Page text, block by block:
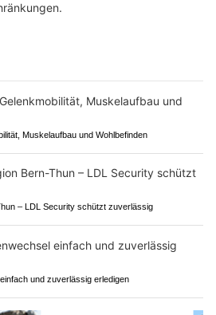
Muskelaufbau und Wohlbefinden
– LDL Security schützt zuverlässig
und zuverlässig erledigen